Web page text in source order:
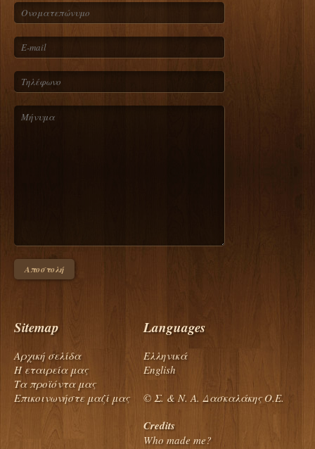
Sitemap
Αρχική σελίδα
Η εταιρεία μας
Τα προϊόντα μας
Επικοινωνήστε μαζί μας
Languages
Ελληνικά
English
© Σ. & Ν. Α. Δασκαλάκης Ο.Ε.
Credits
Who made me?